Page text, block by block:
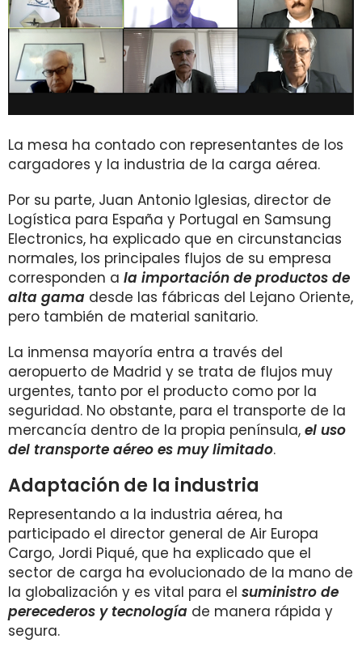
La mesa ha contado con representantes de los
cargadores y la industria de la carga aérea.
Por su parte, Juan Antonio Iglesias, director de
Logística para España y Portugal en Samsung
Electronics, ha explicado que en circunstancias
normales, los principales flujos de su empresa
corresponden a la importación de productos de
alta gama desde las fábricas del Lejano Oriente,
pero también de material sanitario.
La inmensa mayoría entra a través del
aeropuerto de Madrid y se trata de flujos muy
urgentes, tanto por el producto como por la
seguridad. No obstante, para el transporte de la
mercancía dentro de la propia península, el uso
del transporte aéreo es muy limitado.
Adaptación de la industria
Representando a la industria aérea, ha
participado el director general de Air Europa
Cargo, Jordi Piqué, que ha explicado que el
sector de carga ha evolucionado de la mano de
la globalización y es vital para el suministro de
perecederos y tecnología de manera rápida y
segura.